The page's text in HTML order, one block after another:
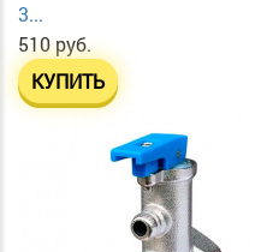
3...
510 руб.
КУПИТЬ